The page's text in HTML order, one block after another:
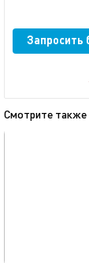
Запросить
Смотрите также